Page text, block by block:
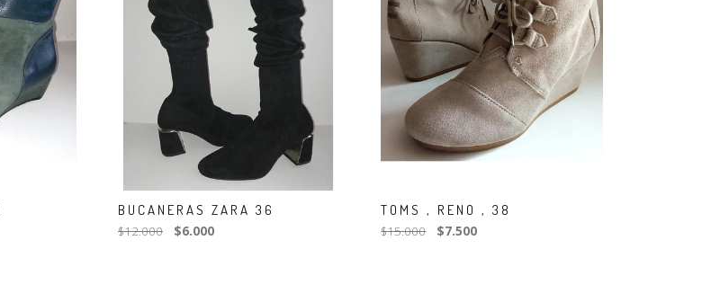
BUCANERAS ZARA 36
$12.000 $6.000
TOMS , RENO , 38
$15.000 $7.500